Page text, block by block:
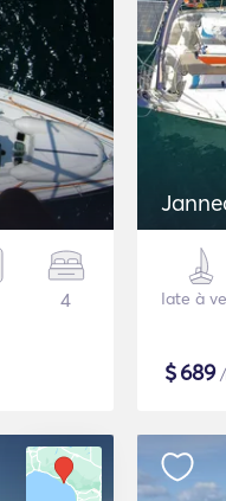
4 Iate à
$689/